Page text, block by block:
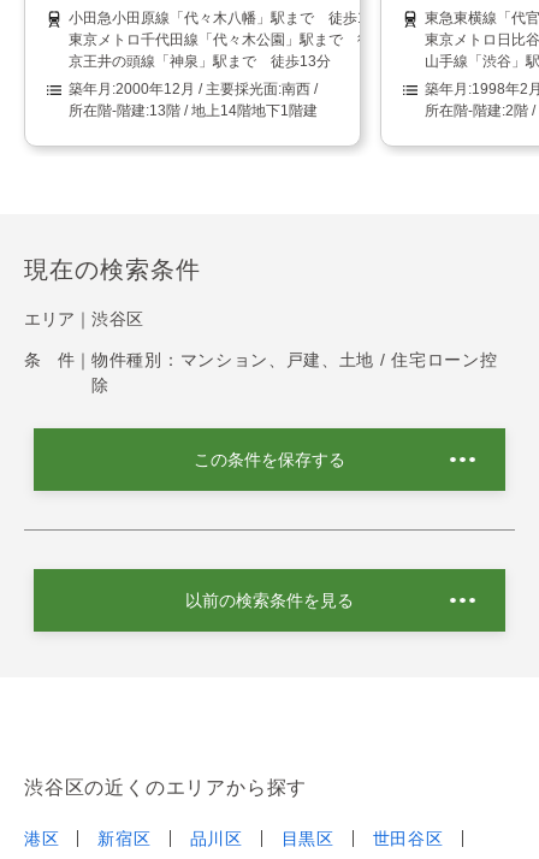
小田急小田原線「代々木八幡」駅まで 徒歩10分
東京メトロ千代田線「代々木公園」駅まで 徒歩10分
京王井の頭線「神泉」駅まで 徒歩13分
2000年12月
南西
13階 / 地上14階地下1階建
東急東横線「代
東京メトロ日比
山手線「渋谷」
1998年2
2階 /
現在の検索条件
エリア｜ 渋谷区
条 件｜ 物件種別：マンション、戸建、土地 / 住宅ローン控
除
この条件を保存する
以前の検索条件を見る
渋谷区の近くのエリアから探す
港区 新宿区 品川区 目黒区
世田谷区